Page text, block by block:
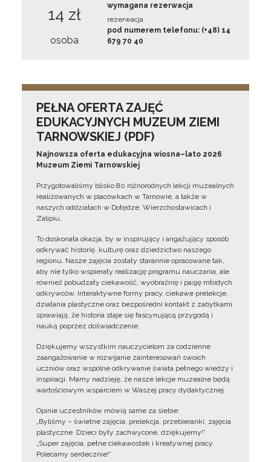
14 zł
osoba
wymagana rezerwacja
rezerwacja
pod numerem telefonu: (+48) 14
679 70 40
PEŁNA OFERTA ZAJĘĆ
EDUKACYJNYCH MUZEUM ZIEMI
TARNOWSKIEJ (PDF)
Najnowsza oferta edukacyjna wiosna–lato 2026
Muzeum Ziemi Tarnowskiej
Przygotowaliśmy blisko 80 różnorodnych lekcji muzealnych
realizowanych w placówkach w Tarnowie, a także w
naszych oddziałach w Dołędze, Wierzchosławicach i
Zalipiu.
To doskonała okazja, by w inspirujący i angażujący sposób
odkrywać historię, kulturę oraz dziedzictwo naszego
regionu. Nasze zajęcia zostały starannie opracowane tak,
aby nie tylko wspierały realizację programu nauczania, ale
również pobudzały ciekawość, wyobraźnię i pasję młodych
odkrywców. Interaktywne formy pracy, ciekawe prelekcje,
działania plastyczne oraz bezpośredni kontakt z zabytkami
sprawiają, że historia staje się fascynującą przygodą i
nauką poprzez doświadczenie.
Dziękujemy wszystkim nauczycielom za codzienne
zaangażowanie w rozwijanie zainteresowań swoich
uczniów oraz wspólne odkrywanie świata pełnego wiedzy i
inspiracji. Mamy nadzieję, że nasze lekcje muzealne będą
wartościowym wsparciem w Waszej pracy dydaktycznej.
Opinie uczestników mówią same za siebie:
„Byliśmy – świetne zajęcia, prelekcja, przebieranki, zajęcia
plastyczne. Dzieci były zachwycone, dziękujemy!”
„Super zajęcia, pełne ciekawostek i kreatywnej pracy.
Polecamy serdecznie!”